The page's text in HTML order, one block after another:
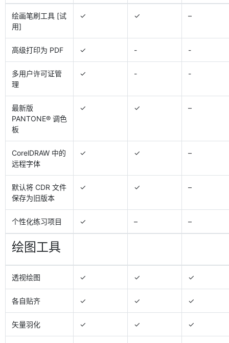
绘画笔刷工具 [试
用]
✓ ✓ –
高级打印为 PDF ✓ - -
多用户许可证管
理
✓ - -
最新版
PANTONE® 调色
板
✓ ✓ –
CorelDRAW 中的
远程字体
✓ ✓ –
默认将 CDR 文件
保存为旧版本
✓ ✓ –
个性化练习项目 ✓ – –
绘图工具
透视绘图 ✓ ✓ ✓
各自贴齐 ✓ ✓ ✓
矢量羽化 ✓ ✓ ✓